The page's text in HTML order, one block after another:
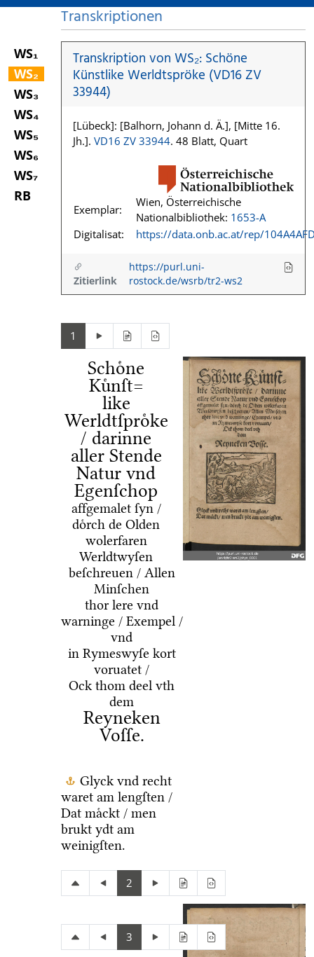
WS₁
WS₂
WS₃
WS₄
WS₅
WS₆
WS₇
RB
Transkriptionen
Transkription von WS₂: Schöne
Künstlike Werldtspröke (VD16 ZV
33944)
[Lübeck]: [Balhorn, Johann d. Ä.], [Mitte 16.
Jh.]. VD16 ZV 33944. 48 Blatt, Quart
Exemplar:
Wien, Österreichische
Nationalbibliothek: 1653-A
Digitalisat:
https://data.onb.ac.at/rep/
Zitierlink
https://purl.uni-
rostock.de/wsrb/tr2-ws2
1
Schoͤne
Kuͤnſt=
like
Werldtſproͤke
/ darinne
aller Stende
Natur vnd
Egenſchop
affgemalet ſyn /
doͤrch de Olden
wolerfaren
Werldtwyſen
beſchreuen / Allen
Minſchen
thor lere vnd
warninge / Exempel /
vnd
in Rymeswyſe kort
voruatet /
Ock thom deel vth
dem
Reyneken
Voſſe.
Glyck vnd recht
waret am lengſten /
Dat maͤckt / men
brukt ydt am
weinigſten.
2
3